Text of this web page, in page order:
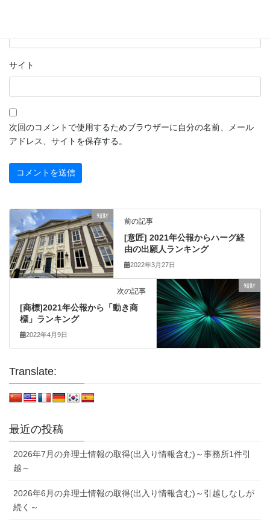
サイト
次回のコメントで使用するためブラウザーに自分の名前、メール
アドレス、サイトを保存する。
知財
前の記事
[意匠] 2021年公報からハーグ経
由の出願人ランキング
2022年3月27日
知財
次の記事
[商標]2021年公報から「動き商
標」ランキング
2022年4月9日
Translate:
最近の投稿
2026年7月の弁理士情報の取得(出入り情報含む)～事務所1件引
越～
2026年6月の弁理士情報の取得(出入り情報含む)～引越しなしが
続く～